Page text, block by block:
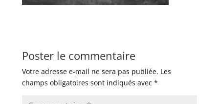
Poster le commentaire
Votre adresse e-mail ne sera pas publiée. Les
champs obligatoires sont indiqués avec *